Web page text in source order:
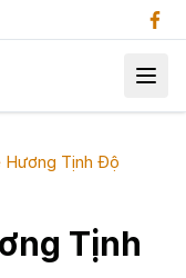
Tịnh Độ
Tịnh